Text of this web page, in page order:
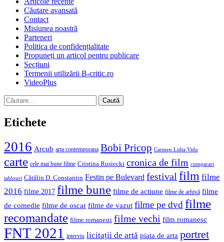
Căutare avansată
Contact
Misiunea noastră
Parteneri
Politica de confidențialitate
Propuneți un articol pentru publicare
Secțiuni
Termenii utilizării B-critic.ro
VideoPlus
Caută
după:
Etichete
2016 Arcub arta contemporana Bobi Pricop Carmen Lidia Vidu
carte cele mai bune filme Cristina Rusiecki cronica de film cumparari
tablouri Cătălin D. Constantin Festin pe Bulevard festival film filme
2016 filme 2017 filme bune filme de actiune filme de arhivă filme
de comedie filme de oscar filme de vazut filme pe dvd filme
recomandate filme romanesti filme vechi film romanesc
FNT 2021 interviu licitații de artă piata de arta portret